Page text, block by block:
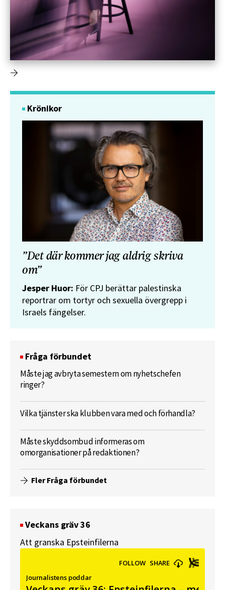
Krönikor
”Det där kommer jag aldrig skriva
om”
Jesper Huor: För CPJ berättar palestinska
reportrar om tortyr och sexuella övergrepp i
Israels fängelser.
Fråga förbundet
Måste jag avbryta semestern om nyhetschefen
ringer?
Vilka tjänster ska klubben vara med och förhandla?
Måste skyddsombud informeras om
omorganisationer på redaktionen?
Fler Fråga förbundet
Veckans gräv 36
Att granska Epsteinfilerna